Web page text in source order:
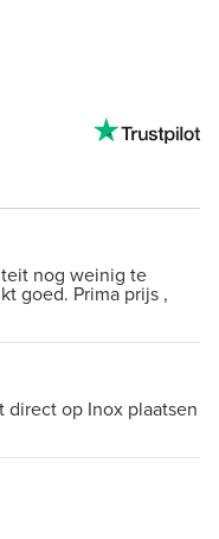
nog weinig te
goed. Prima prijs ,
direct op Inox plaatsen